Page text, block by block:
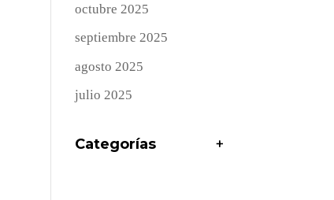
octubre 2025
septiembre 2025
agosto 2025
julio 2025
Categorías +